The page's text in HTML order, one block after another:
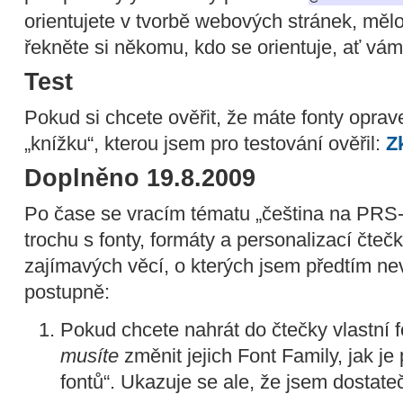
orientujete v tvorbě webových stránek,
řekněte si někomu, kdo se orientuje, ať
Test
Pokud si chcete ověřit, že máte fonty
„knížku“, kterou jsem pro testování ověřil:
Doplněno 19.8.2009
Po čase se vracím tématu „čeština na
trochu s fonty, formáty a personalizací
zajímavých věcí, o kterých jsem předtím
postupně:
Pokud chcete nahrát do čtečky vlastní
musíte změnit jejich Font Family, jak je
fontů“. Ukazuje se ale, že jsem